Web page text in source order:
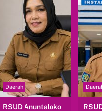
Daerah
RSUD Anuntaloko